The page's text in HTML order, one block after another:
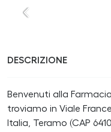
DESCRIZIONE
Benvenuti alla
troviamo in Viale
Italia, Teramo (CAP